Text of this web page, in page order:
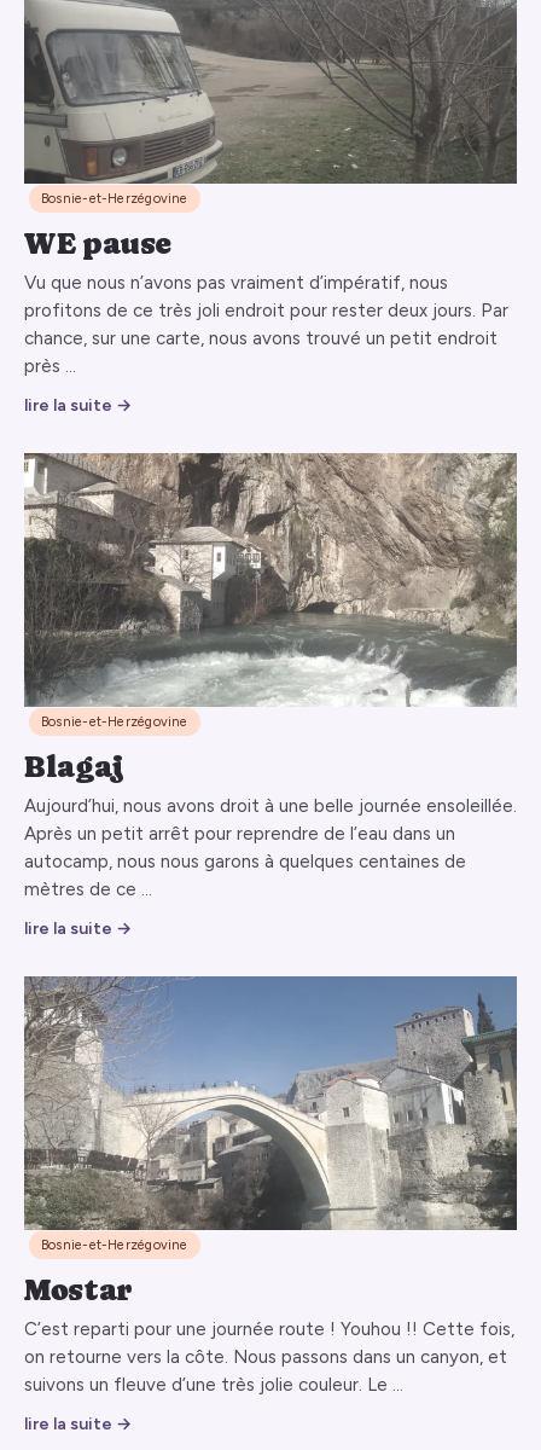
Bosnie-et-Herzégovine
WE pause
Vu que nous n’avons pas vraiment d’impératif, nous
profitons de ce très joli endroit pour rester deux jours. Par
chance, sur une carte, nous avons trouvé un petit endroit
près …
lire la suite →
Bosnie-et-Herzégovine
Blagaj
Aujourd’hui, nous avons droit à une belle journée ensoleillée.
Après un petit arrêt pour reprendre de l’eau dans un
autocamp, nous nous garons à quelques centaines de
mètres de ce …
lire la suite →
Bosnie-et-Herzégovine
Mostar
C’est reparti pour une journée route ! Youhou !! Cette fois,
on retourne vers la côte. Nous passons dans un canyon, et
suivons un fleuve d’une très jolie couleur. Le …
lire la suite →